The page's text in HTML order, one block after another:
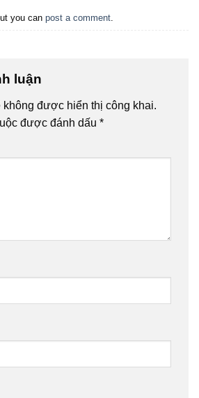
you can post a comment
luận
không được hiển thị công khai.
được đánh dấu *